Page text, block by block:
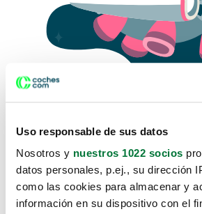
Uso responsable de sus datos
Nosotros y nuestros 1022 socios
datos personales, p.ej., su dirección
como las cookies para almacenar y
información en su dispositivo con el
Lo sentimos, no